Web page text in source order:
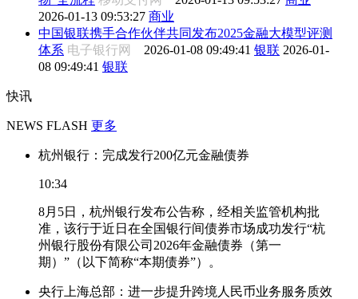
2026-01-13 09:53:27 商业
中国银联携手合作伙伴共同发布2025金融大模型评测
体系 电子银行网 2026-01-08 09:49:41 银联 2026-01-
08 09:49:41 银联
快讯
NEWS FLASH 更多
杭州银行：完成发行200亿元金融债券
10:34
8月5日，杭州银行发布公告称，经相关监管机构批
准，该行于近日在全国银行间债券市场成功发行“杭
州银行股份有限公司2026年金融债券（第一
期）”（以下简称“本期债券”）。
央行上海总部：进一步提升跨境人民币业务服务质效